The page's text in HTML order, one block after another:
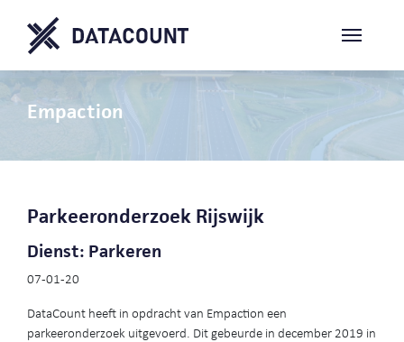
Empaction
Parkeeronderzoek Rijswijk
Dienst: Parkeren
07-01-20
DataCount heeft in opdracht van Empaction een
parkeeronderzoek uitgevoerd. Dit gebeurde in december 2019 in